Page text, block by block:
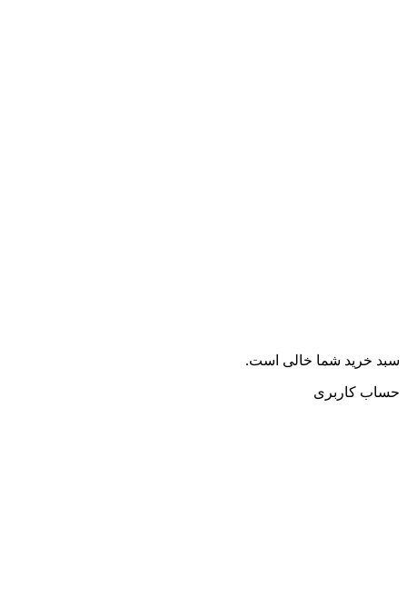
سبد خرید شما خالی است.
حساب کاربری